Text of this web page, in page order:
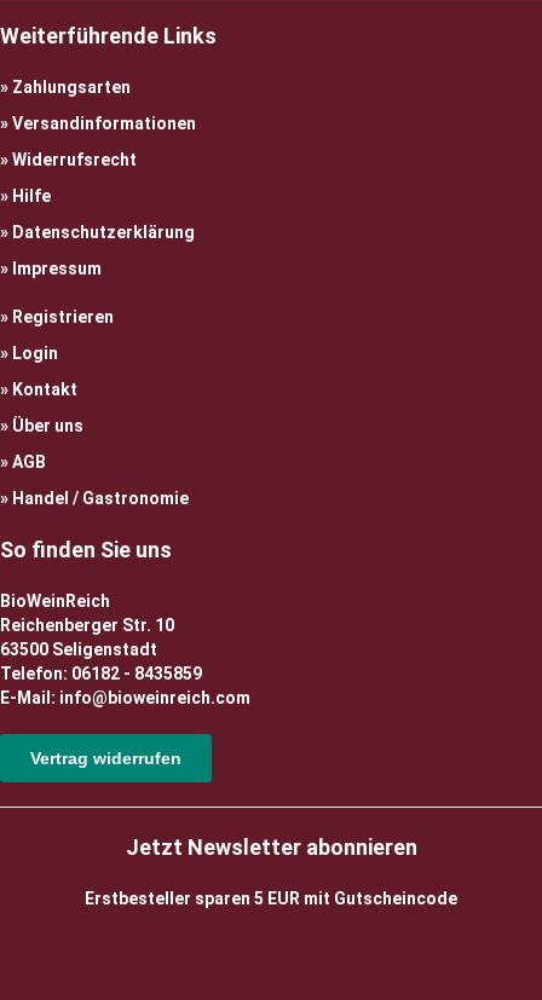
Weiterführende Links
Zahlungsarten
Versandinformationen
Widerrufsrecht
Hilfe
Datenschutzerklärung
Impressum
Registrieren
Login
Kontakt
Über uns
AGB
Handel / Gastronomie
So finden Sie uns
BioWeinReich
Reichenberger Str. 10
63500 Seligenstadt
Telefon: 06182 - 8435859
E-Mail: info@bioweinreich.com
Vertrag widerrufen
Jetzt Newsletter abonnieren
Erstbesteller sparen 5 EUR mit Gutscheincode